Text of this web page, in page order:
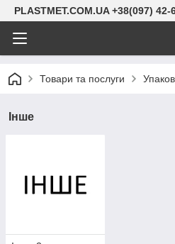
PLASTMET.COM.UA +38(097)
Товари та послуги
Інше